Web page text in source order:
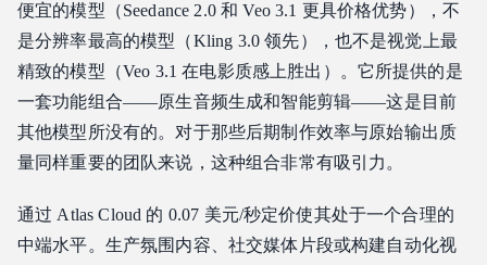
便宜的模型（Seedance 2.0 和 Veo 3.1 更具价格优势），不
是分辨率最高的模型（Kling 3.0 领先），也不是视觉上最
精致的模型（Veo 3.1 在电影质感上胜出）。它所提供的是
一套功能组合——原生音频生成和智能剪辑——这是目前
其他模型所没有的。对于那些后期制作效率与原始输出质
量同样重要的团队来说，这种组合非常有吸引力。
通过 Atlas Cloud 的 0.07 美元/秒定价使其处于一个合理的
中端水平。生产氛围内容、社交媒体片段或构建自动化视